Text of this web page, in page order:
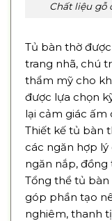
Chất liệu gỗ
Tủ bàn thờ
trang nhã, chú
thẩm mỹ cho
được lựa chọn
lại cảm giác ấm
Thiết kế tủ bàn
các ngăn hợp
ngăn nắp,
Tổng thể tủ bàn
góp phần tạo
nghiêm, thanh